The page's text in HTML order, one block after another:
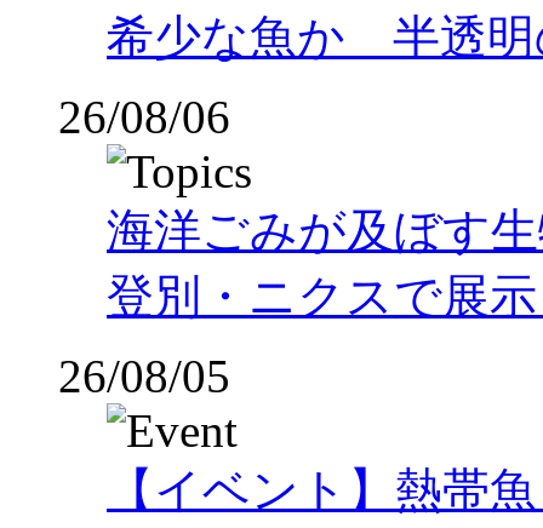
希少な魚か 半透明
26/08/06
海洋ごみが及ぼす
登別・ニクスで展
26/08/05
【イベント】熱帯